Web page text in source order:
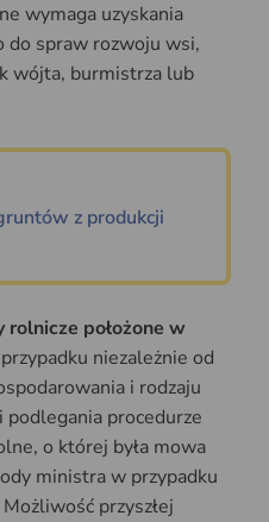
wymaga uzyskania
do spraw rozwoju wsi,
wójta, burmistrza lub
z produkcji
rolnicze położone w
niezależnie od
i rodzaju
podlegania procedurze
o której była mowa
ministra w przypadku
przyszłej